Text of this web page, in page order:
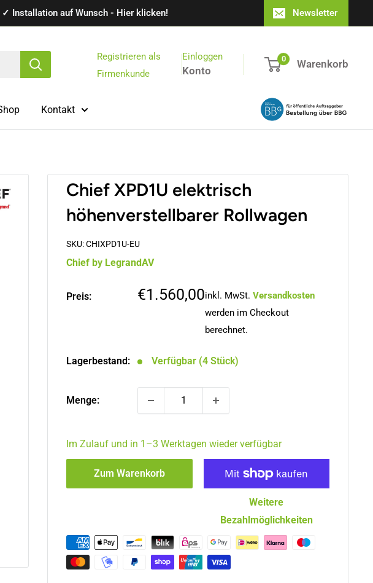
Installation auf Wunsch - Hier klicken! Newsletter
Registrieren als
Firmenkunde
Einloggen
Konto
0 Warenkorb
Kontakt
Chief XPD1U elektrisch
höhenverstellbarer Rollwagen
SKU:CHIXPD1U-EU
Chief by LegrandAV
Preis: Sonderpreis
€1.560,00inkl. MwSt.Versandkosten
werden im Checkout
berechnet.
Lagerbestand: Verfügbar (4 Stück)
Menge:
Im Zulauf und in 1–3 Werktagen wieder verfügbar
Zum Warenkorb
Weitere
Bezahlmöglichkeiten